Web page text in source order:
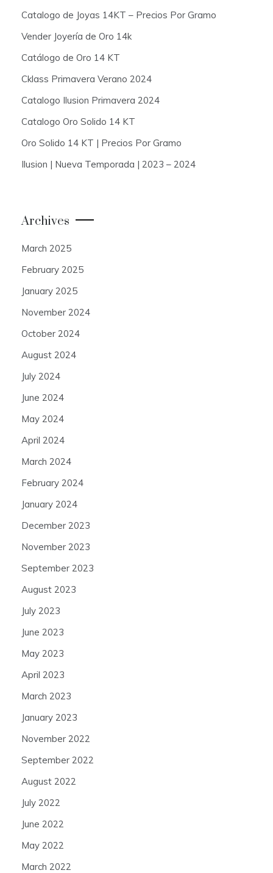
Catalogo de Joyas 14KT – Precios Por Gramo
Vender Joyería de Oro 14k
Catálogo de Oro 14 KT
Cklass Primavera Verano 2024
Catalogo Ilusion Primavera 2024
Catalogo Oro Solido 14 KT
Oro Solido 14 KT | Precios Por Gramo
Ilusion | Nueva Temporada | 2023 – 2024
Archives
March 2025
February 2025
January 2025
November 2024
October 2024
August 2024
July 2024
June 2024
May 2024
April 2024
March 2024
February 2024
January 2024
December 2023
November 2023
September 2023
August 2023
July 2023
June 2023
May 2023
April 2023
March 2023
January 2023
November 2022
September 2022
August 2022
July 2022
June 2022
May 2022
March 2022